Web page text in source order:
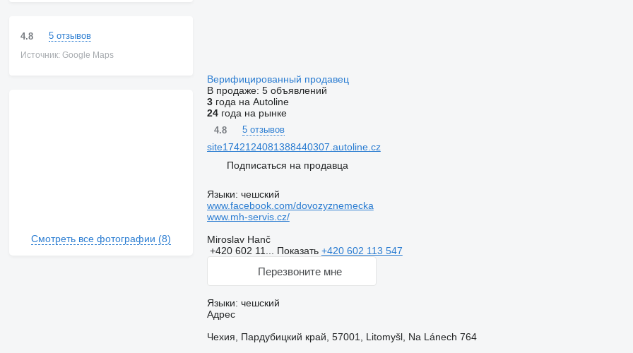
4.8 5 отзывов
Источник: Google Maps
Смотреть все фотографии (8)
Верифицированный продавец
В продаже: 5 объявлений
3года на Autoline
24года на рынке
4.8 5 отзывов
site1742124081388440307.autoline.cz
Подписаться на продавца
Языки: чешский
www.facebook.com/dovozyznemecka
www.mh-servis.cz/
Miroslav Hanč
+420 602 11... Показать +420 602 113 547
Перезвоните мне
Языки: чешский
Адрес
Чехия, Пардубицкий край, 57001, Litomyšl, Na Lánech 764